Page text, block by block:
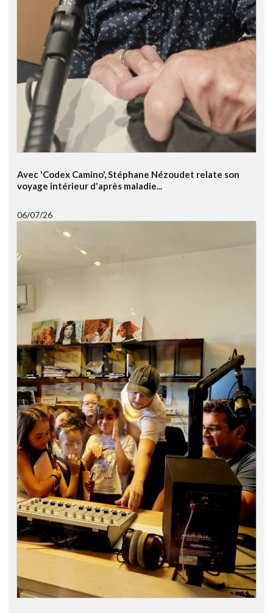
Avec 'Codex Camino', Stéphane Nézoudet relate son
voyage intérieur d'après maladie...
06/07/26